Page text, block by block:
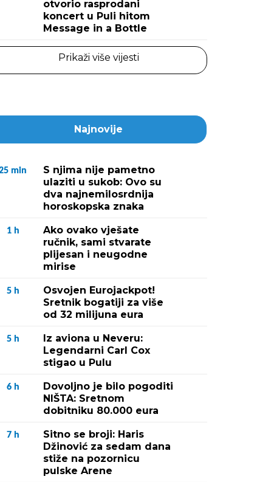
otvorio rasprodani
koncert u Puli hitom
Message in a Bottle
Prikaži više vijesti
Najnovije
min
S njima nije pametno
ulaziti u sukob: Ovo su
dva najnemilosrdnija
horoskopska znaka
1 h
Ako ovako vješate
ručnik, sami stvarate
plijesan i neugodne
mirise
5 h
Osvojen Eurojackpot!
Sretnik bogatiji za više
od 32 milijuna eura
5 h
Iz aviona u Neveru:
Legendarni Carl Cox
stigao u Pulu
6 h
Dovoljno je bilo pogoditi
NIŠTA: Sretnom
dobitniku 80.000 eura
7 h
Sitno se broji: Haris
Džinović za sedam dana
stiže na pozornicu
pulske Arene